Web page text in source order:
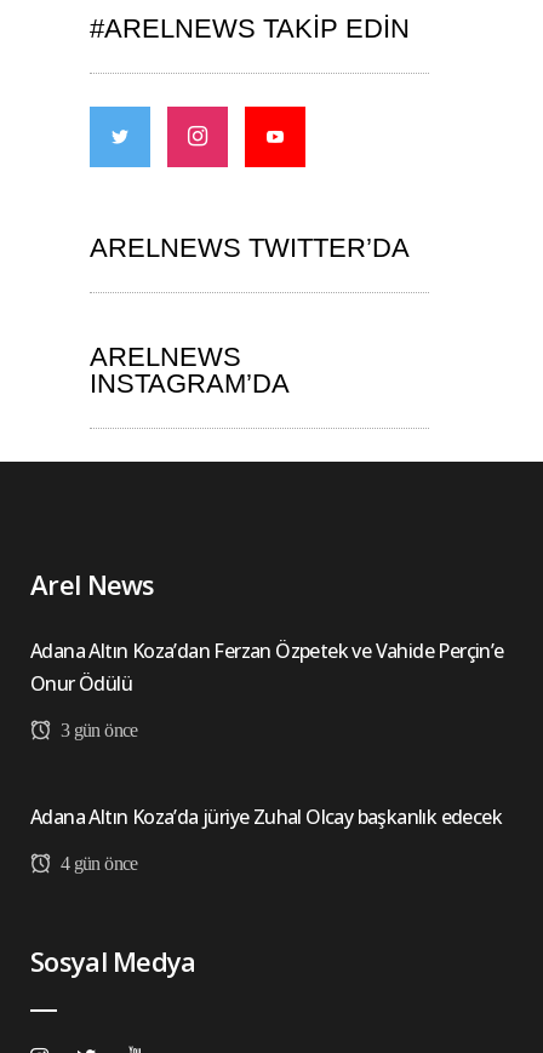
#ARELNEWS TAKIP EDIN
ARELNEWS TWITTER’DA
ARELNEWS
INSTAGRAM’DA
Arel News
Adana Altın Koza’dan Ferzan Özpetek ve Vahide Perçin’e
Onur Ödülü
3 gün önce
Adana Altın Koza’da jüriye Zuhal Olcay başkanlık edecek
4 gün önce
Sosyal Medya